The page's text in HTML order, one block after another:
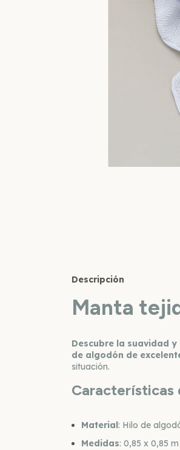
Descripción
Manta
Descubre la suavidad
de algodón de
situación.
Características
Material: Hilo de
Medidas: 0,85 x 0,85 m